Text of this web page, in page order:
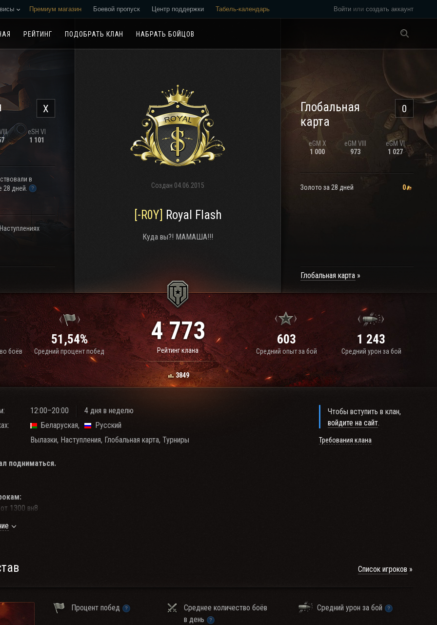
Войти или создать аккаунт
Премиум магазин Боевой пропуск Центр поддержки Табель-календарь
РЕЙТИНГ ПОДОБРАТЬ КЛАН НАБРАТЬ БОЙЦОВ
X
eSH VI
1 101
в
28 дней.
Создан 04.06.2015
[-R0Y] Royal Flash
Куда вы?! МАМАША!!!
0
Глобальная
карта
eGM X
1 000
eGM VIII
973
eGM VI
1 027
Золото за 28 дней 0
Глобальная карта
боёв
51,54%
Средний процент побед
4 773
Рейтинг клана
3849
603
Средний опыт за бой
1 243
Средний урон за бой
12:00–20:00
4 дня в неделю
Беларуская
Русский
Вылазки, Наступления, Глобальная карта, Турниры
подниматься.
1300 вн8
✓ то ты можешь без проблем вступить в наши ряды.
Чтобы вступить в клан,
войдите на сайт.
Требования клана
Список игроков
Процент побед
Среднее количество боёв
в день
Средний урон за бой